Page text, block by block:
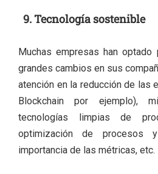
9. Tecnología sostenible
Muchas empresas han
grandes cambios en sus
atención en la reducción de las
Blockchain por ejemplo),
tecnologías limpias de
optimización de procesos
importancia de las métricas, etc.